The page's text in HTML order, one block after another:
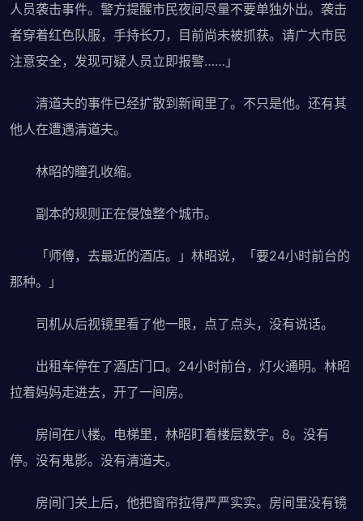
人员袭击事件。警方提醒市民夜间尽量不要单独外出。袭击
者穿着红色队服，手持长刀，目前尚未被抓获。请广大市民
注意安全，发现可疑人员立即报警……」
清道夫的事件已经扩散到新闻里了。不只是他。还有其
他人在遭遇清道夫。
林昭的瞳孔收缩。
副本的规则正在侵蚀整个城市。
「师傅，去最近的酒店。」林昭说，「要24小时前台的
那种。」
司机从后视镜里看了他一眼，点了点头，没有说话。
出租车停在了酒店门口。24小时前台，灯火通明。林昭
拉着妈妈走进去，开了一间房。
房间在八楼。电梯里，林昭盯着楼层数字。8。没有
停。没有鬼影。没有清道夫。
房间门关上后，他把窗帘拉得严严实实。房间里没有镜